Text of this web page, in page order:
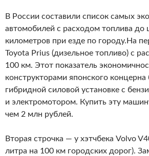
В России составили список самых
автомобилей с расходом топлива до
километров при езде по городу. На
Toyota Prius (дизельное топливо) с
100 км. Этот показатель
конструкторами японского концерна
гибридной силовой установке с
и электромотором. Купить эту
чем 2 млн рублей.
Вторая строчка — у хэтчбека Volvo
литра на 100 км городских дорог).